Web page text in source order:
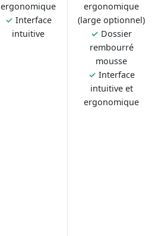
ergonomique
✓ Interface
intuitive
ergonomique
(large optionnel)
✓ Dossier
rembourré
mousse
✓ Interface
intuitive et
ergonomique